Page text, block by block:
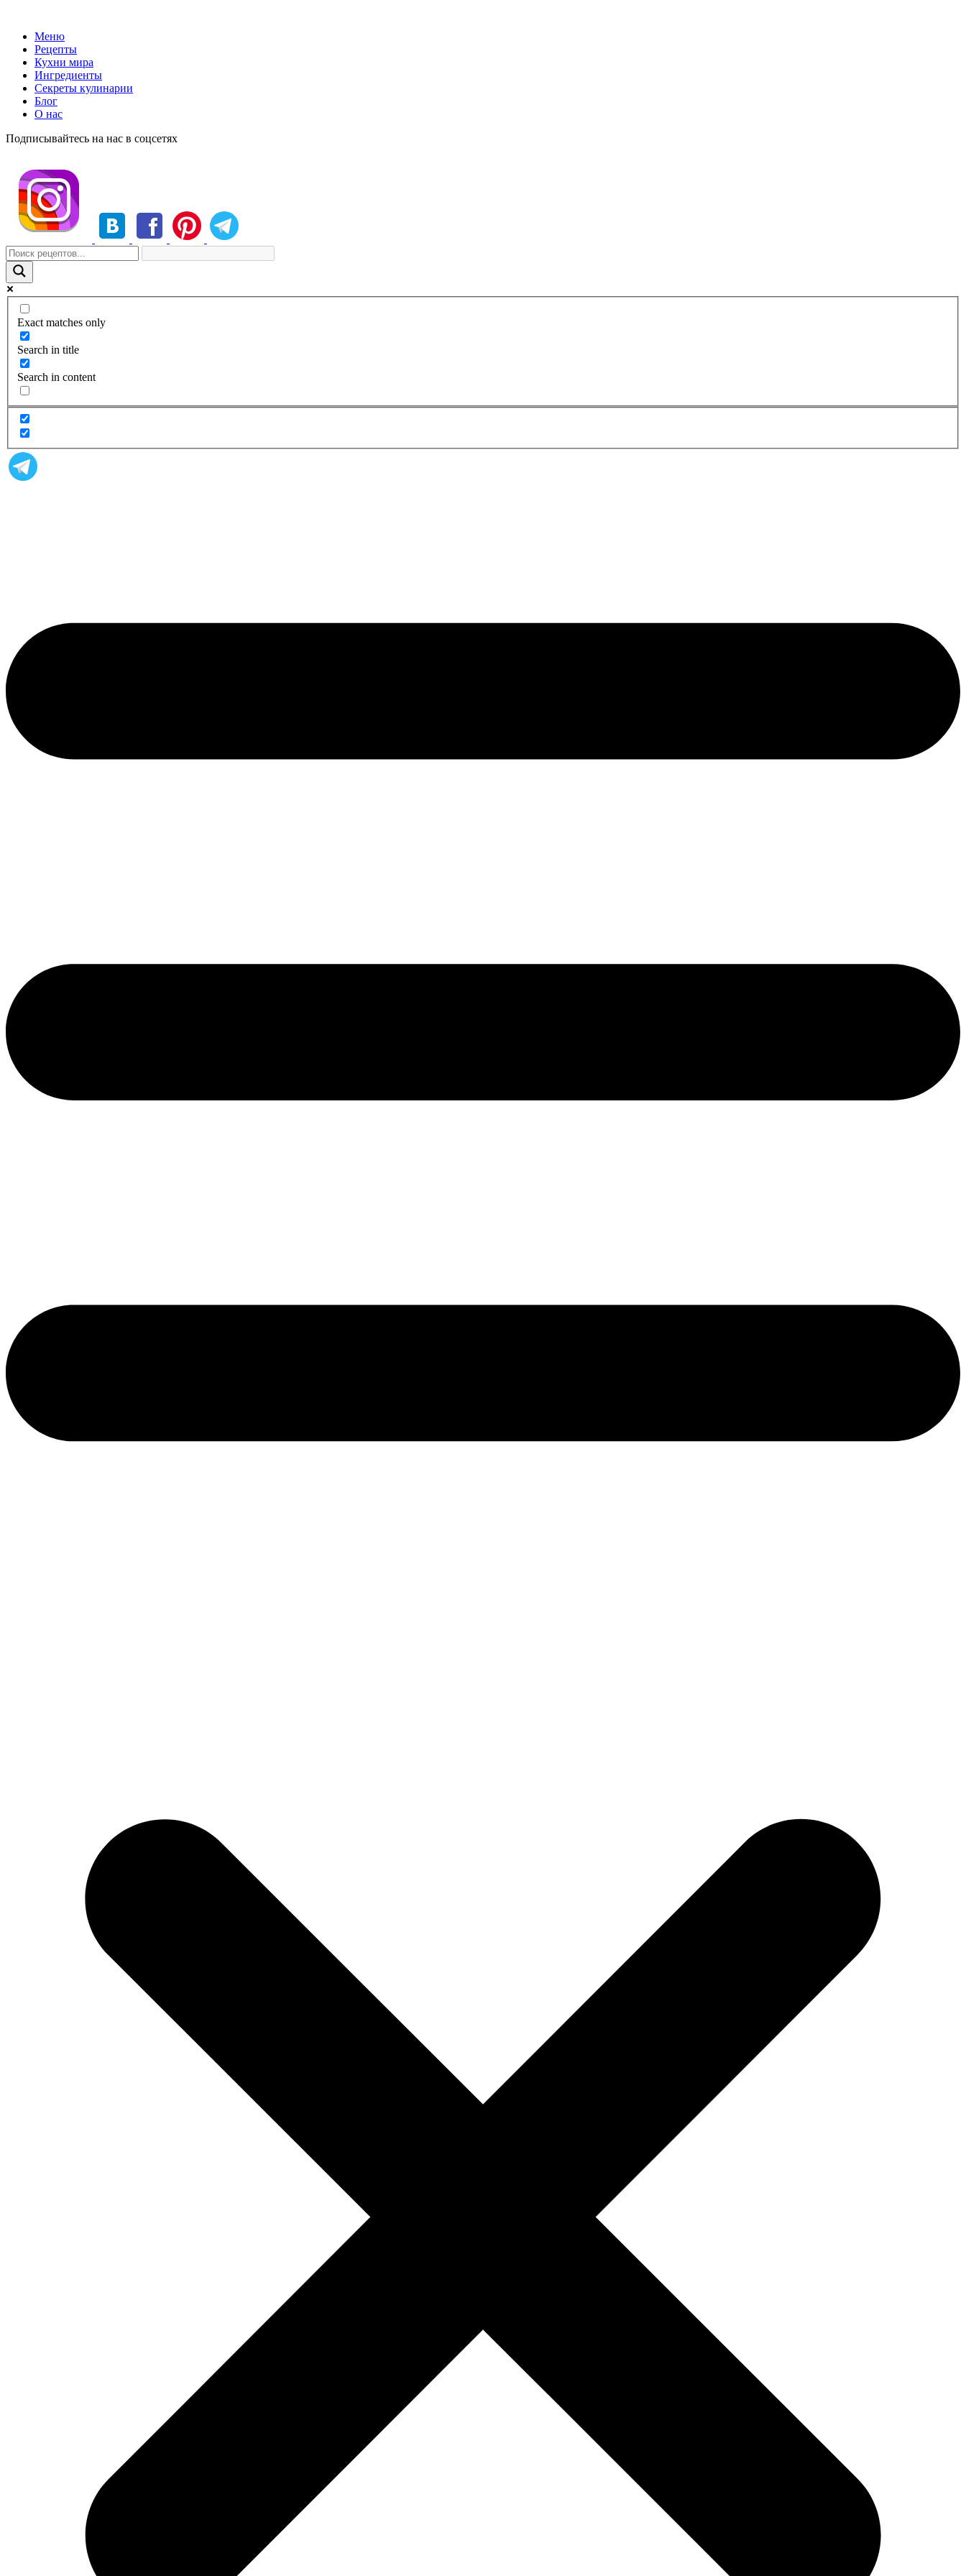
Меню
Рецепты
Кухни мира
Ингредиенты
Секреты кулинарии
Блог
О нас
Подписывайтесь на нас в соцсетях
Exact matches only
Search in title
Search in content